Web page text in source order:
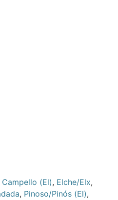
Campello (El), Elche/Elx,
, Pinoso/Pinós (El),